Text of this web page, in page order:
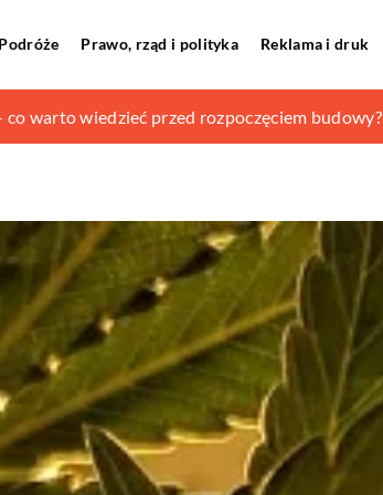
Podróże Prawo, rząd i polityka Reklama i druk
do noszenia wiosną?
co warto wiedzieć przed rozpoczęciem budowy?